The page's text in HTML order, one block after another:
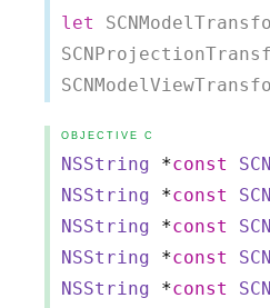
let
OBJECTIVE C
NSString *const
NSString
*const
NSString
*const
NSString
*const
NSString
*const